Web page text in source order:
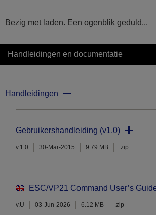
Bezig met laden. Een ogenblik geduld...
Handleidingen en documentatie
Handleidingen
Gebruikershandleiding (v1.0)
v.1.0 30-Mar-2015 9.79 MB .zip
ESC/VP21 Command User’s
v.U 03-Jun-2026 6.12 MB .zip